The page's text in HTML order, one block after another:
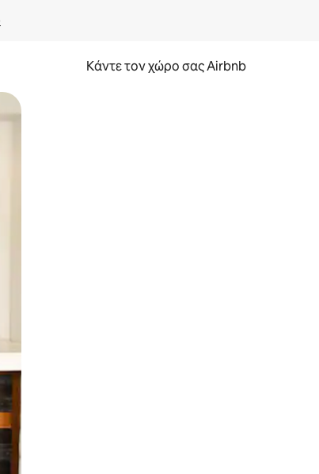
Κάντε τον χώρο σας Airbnb
με την αφή ή να τη σύρετε με τα δάχτυλα.